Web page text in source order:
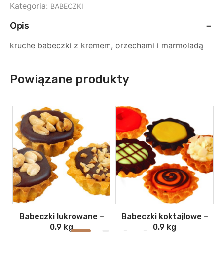
Kategoria: BABECZKI
Opis
kruche babeczki z kremem, orzechami i marmoladą
Powiązane produkty
Babeczki lukrowane –
0.9 kg
Babeczki koktajlowe –
0.9 kg